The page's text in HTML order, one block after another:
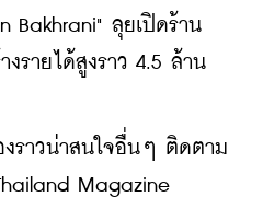
Bakhrani" ลุยเปิดร้าน
รายได้สูงราว 4.5 ล้าน
งราวน่าสนใจอื่นๆ ติดตาม
Magazine